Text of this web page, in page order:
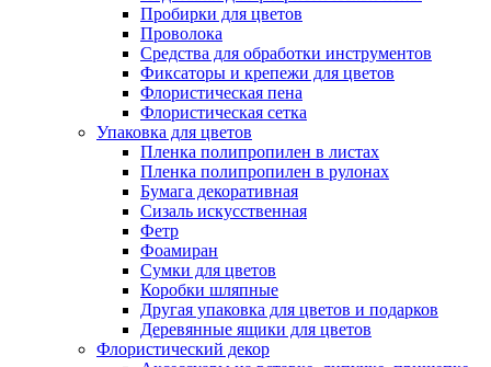
Пробирки для цветов
Проволока
Средства для обработки инструментов
Фиксаторы и крепежи для цветов
Флористическая пена
Флористическая сетка
Упаковка для цветов
Пленка полипропилен в листах
Пленка полипропилен в рулонах
Бумага декоративная
Сизаль искусственная
Фетр
Фоамиран
Сумки для цветов
Коробки шляпные
Другая упаковка для цветов и подарков
Деревянные ящики для цветов
Флористический декор